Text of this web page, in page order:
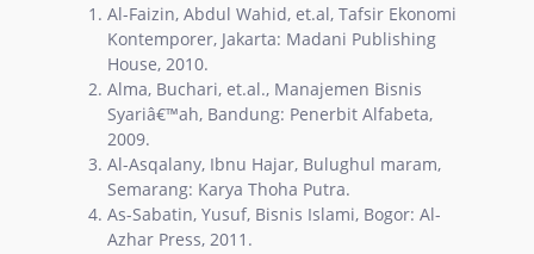
Al-Faizin, Abdul Wahid, et.al, Tafsir Ekonomi
Kontemporer, Jakarta: Madani Publishing
House, 2010.
Alma, Buchari, et.al., Manajemen Bisnis
Syariâ€™ah, Bandung: Penerbit Alfabeta,
2009.
Al-Asqalany, Ibnu Hajar, Bulughul maram,
Semarang: Karya Thoha Putra.
As-Sabatin, Yusuf, Bisnis Islami, Bogor: Al-
Azhar Press, 2011.